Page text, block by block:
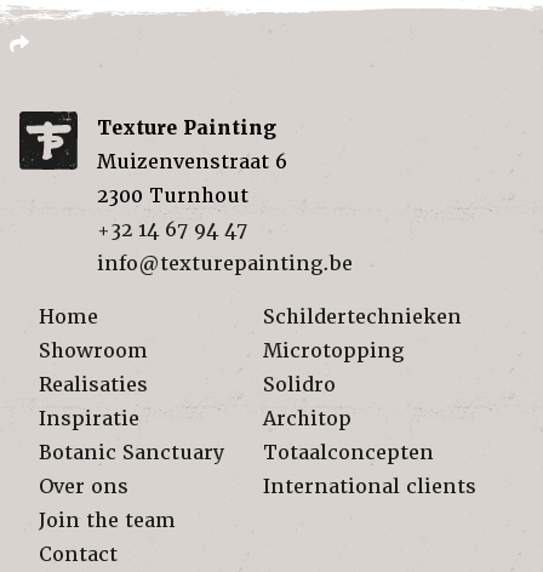
Texture Painting
Muizenvenstraat 6
2300 Turnhout
+32 14 67 94 47
info@texturepainting.be
Home
Showroom
Realisaties
Inspiratie
Botanic Sanctuary
Over ons
Join the team
Contact
Schildertechnieken
Microtopping
Solidro
Architop
Totaalconcepten
International clients